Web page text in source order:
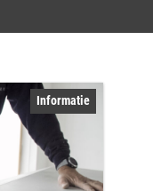
Informatie